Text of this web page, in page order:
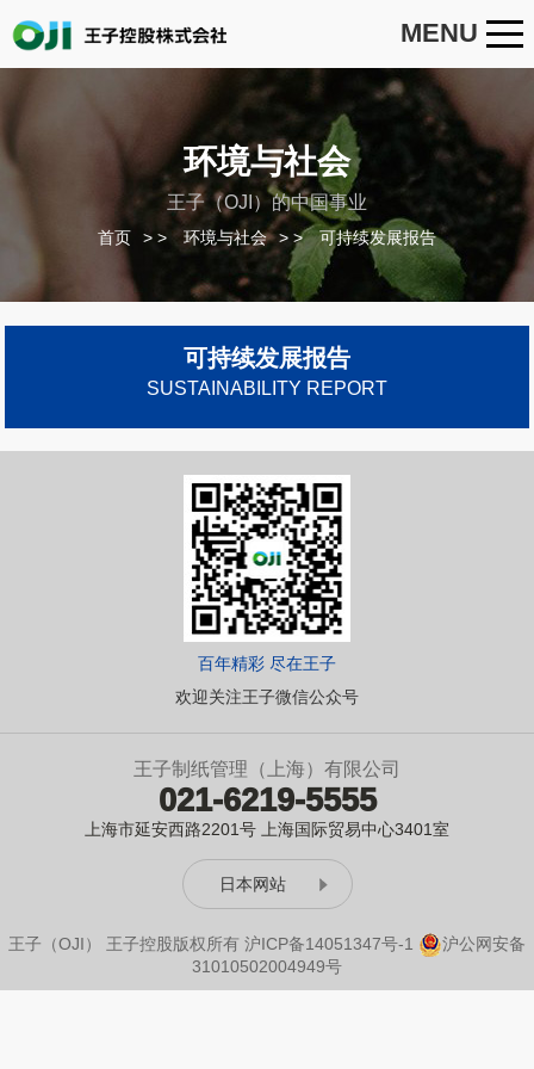
MENU
环境与社会
王子（OJI）的中国事业
首页 > 环境与社会 > 可持续发展报告
可持续发展报告
SUSTAINABILITY REPORT
百年精彩 尽在王子
欢迎关注王子微信公众号
王子制纸管理（上海）有限公司
021-6219-5555
上海市延安西路2201号 上海国际贸易中心3401室
日本网站
王子（OJI） 王子控股版权所有 沪ICP备14051347号-1
沪公网安备
31010502004949号